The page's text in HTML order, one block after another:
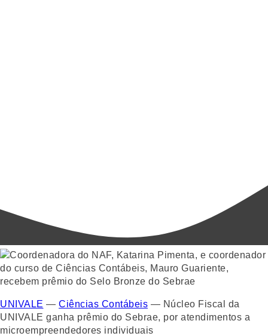
UNIVALE — Ciências Contábeis — Núcleo Fiscal da
UNIVALE ganha prêmio do Sebrae, por atendimentos a
microempreendedores individuais